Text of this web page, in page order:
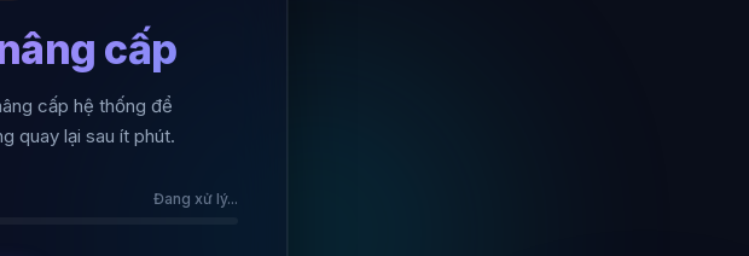
cấp
cấp hệ thống để
quay lại sau ít phút.
Đang xử lý...